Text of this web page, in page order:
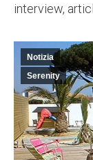
interview,
Notizia
Serenity